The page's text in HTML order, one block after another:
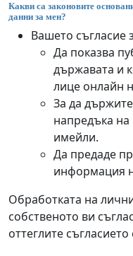
Какви са законовите
данни за мен?
Вашето съгласие
Да показва
държавата и
лице онлайн
За да
напредъка
имейли.
Да предаде
информация
Обработката на
собственото ви
оттеглите